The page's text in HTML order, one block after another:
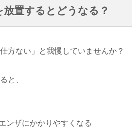
放置するとどうなる？
方ない」と我慢していませんか？
と、
ンザにかかりやすくなる